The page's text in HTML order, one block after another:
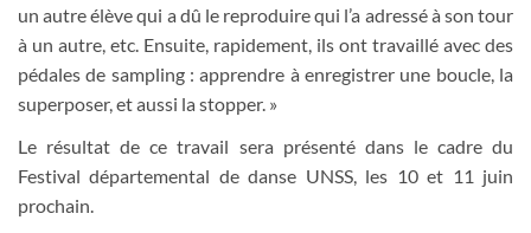
un autre élève qui a dû le reproduire qui l’a adressé à son tour
à un autre, etc. Ensuite, rapidement, ils ont travaillé avec des
pédales de sampling : apprendre à enregistrer une boucle, la
superposer, et aussi la stopper. »
Le résultat de ce travail sera présenté dans le cadre du
Festival départemental de danse UNSS, les 10 et 11 juin
prochain.